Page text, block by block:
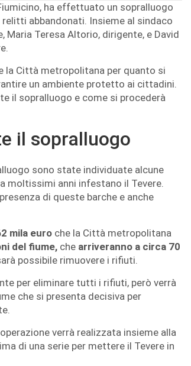
ha effettuato un sopralluogo
abbandonati. Insieme al sindaco
Maria Teresa Altorio, dirigente, e David
la Città metropolitana per quanto si
un ambiente protetto ai cittadini.
il sopralluogo e come si procederà
il sopralluogo
sono state individuate alcune
moltissimi anni infestano il Tevere.
di queste barche e anche
mila euro che la Città metropolitana
del fiume, che arriveranno a circa 70
possibile rimuovere i rifiuti.
per eliminare tutti i rifiuti, però verrà
che si presenta decisiva per
verrà realizzata insieme alla
di una serie per mettere il Tevere in